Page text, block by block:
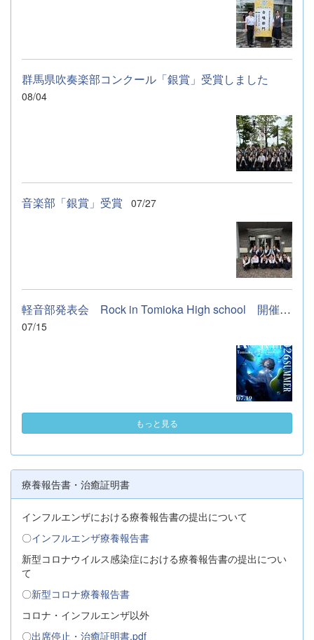
群馬県吹奏楽部コンクール「銀賞」受賞しました
08/04
音楽部「銀賞」受賞 07/27
軽音部発表会 Rock in Tomioka High school 開催します
07/15
もっと見る
療養報告書・治癒証明書
インフルエンザにおける療養報告書の提出について
〇インフルエンザ療養報告書
新型コロナウイルス感染症における療養報告書の提出につい
て
〇新型コロナ療養報告書
コロナ・インフルエンザ以外
〇出席停止・治癒証明書.pdf